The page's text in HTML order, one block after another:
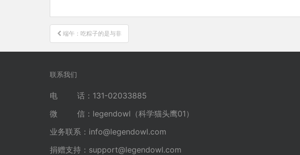
文
章
导
端午：吃粽子的是与非
联系我们
电 话：131-02033885
微 信：legendowl（科学猫头鹰01）
业务联系： info@legendowl.com
捐赠支持： support@legendowl.com